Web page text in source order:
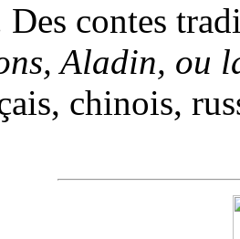
Des contes
Aladin, ou
chinois,